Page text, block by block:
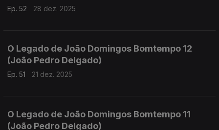
Ep. 52 28 dez. 2025
O Legado de João Domingos Bomtempo 12
(João Pedro Delgado)
Ep. 51 21 dez. 2025
O Legado de João Domingos Bomtempo 11
(João Pedro Delgado)